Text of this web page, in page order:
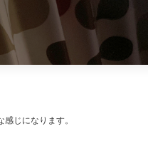
じになります。